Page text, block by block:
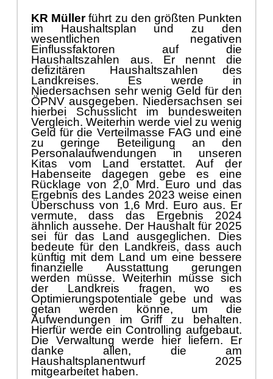
KR Mü llerführt zu den größten Punkten
im Haushaltsplan und zu den
wesentlichen negativen
Einflussfaktoren auf die
Haushaltszahlen aus. Er nennt die
defizitären Haushaltszahlen des
Landkreises. Es werde in
Niedersachsensehr wenig Geld für den
ÖPNVausgegeben. Niedersachsen sei
hierbei Schusslicht im
bundesweiten
Vergleich. Weiterhinwerde viel zu wenig
Geld für die Verteilmasse FAG und eine
zu geringe Beteiligung an den
Personalaufwendungen in unseren
Kitas vom Land erstattet. Auf der
Habenseite dagegen gebe es eine
Rücklage von 2,0Mrd. Euro und das
Ergebnis des Landes 2023 weise einen
Überschuss von 1,6 Mrd. Euro aus. Er
vermute, dass das Ergebnis 2024
ähnlich aussehe. Der Haushalt für 2025
sei für das Land ausgeglichen. Dies
bedeute für den Landkreis, dass auch
künftig mit dem Land um eine bessere
finanzielle Ausstattung
gerungen
werden müsse. Weiterhin müsse sich
der Landkreis fragen, wo es
Optimierungspotentialegebe und was
getan werden könne, um die
Aufwendungen im Griff zu behalten.
Hierfür werde ein Controlling aufgebaut.
Die Verwaltung werde hier liefern. Er
danke allen, die am
Haushaltsplanentwurf 2025
mitgearbeitet haben.